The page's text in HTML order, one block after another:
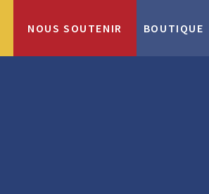
NOUS SOUTENIR BOUTIQUE